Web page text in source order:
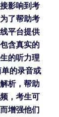
影响到考
了帮助考
平台提供
含真实的
的听力理
的录音或
析，帮助
，考生可
增强他们